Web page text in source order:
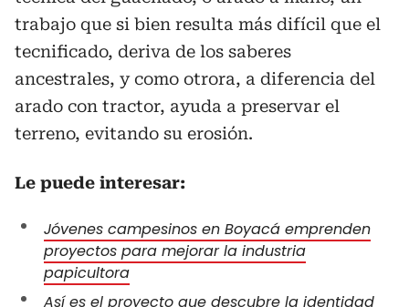
trabajo que si bien resulta más difícil que el
tecnificado, deriva de los saberes
ancestrales, y como otrora, a diferencia del
arado con tractor, ayuda a preservar el
terreno, evitando su erosión.
Le puede interesar:
Jóvenes campesinos en Boyacá emprenden
proyectos para mejorar la industria
papicultora
Así es el proyecto que descubre la identidad